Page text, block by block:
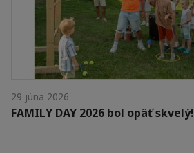
29 júna 2026
FAMILY DAY 2026 bol opäť skvelý!